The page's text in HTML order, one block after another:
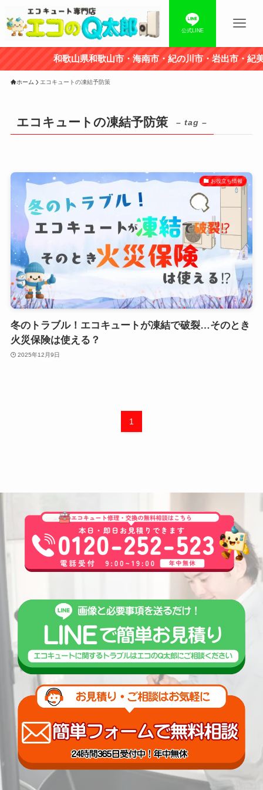
公式LINE
和歌山県和歌山市・海南市・紀の川市・岩出市・紀
ホーム エコキュートの凍結予防策
エコキュートの凍結予防策 – tag –
お役立ち情報
冬のトラブル！エコキュートが凍結で破裂…そのとき
火災保険は使える？
2025年12月9日
1